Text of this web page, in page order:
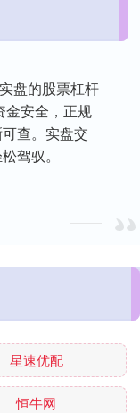
盘的股票杠杆
金安全，正规
查。实盘交
驾驭。
星速优配
恒牛网